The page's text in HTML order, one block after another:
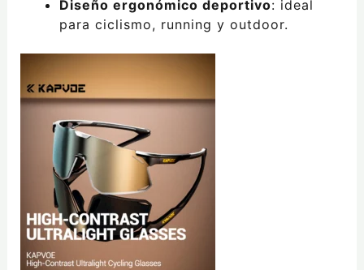
Diseño ergonómico deportivo: ideal
para ciclismo, running y outdoor.